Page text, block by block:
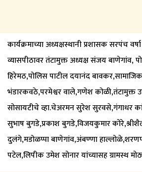
कार्यक्रमाच्या अध्यक्षस्थानी प्रशासक सरपंच
व्यासपीठावर तंटामुक्त अध्यक्ष संजय बाणेगांव,
हिरेमठ,पोलिस पाटील दयानंद बावकर,सामाजिक
भंडारकवठे,परमेश्वर वाले,गणेश कोळी,तंटामुक्त
सोसायटीचे व्हा.चेअरमन सुरेश सुरवसे,गंगाधर
सुभाष बुगडे,प्रकाश बुगडे,विजयकुमार
दुलंगे,मडोळप्पा बाणेगांव,अंबण्णा
पटेल,लिपीक उमेश सोनार यांच्यासह ग्रामस्थ